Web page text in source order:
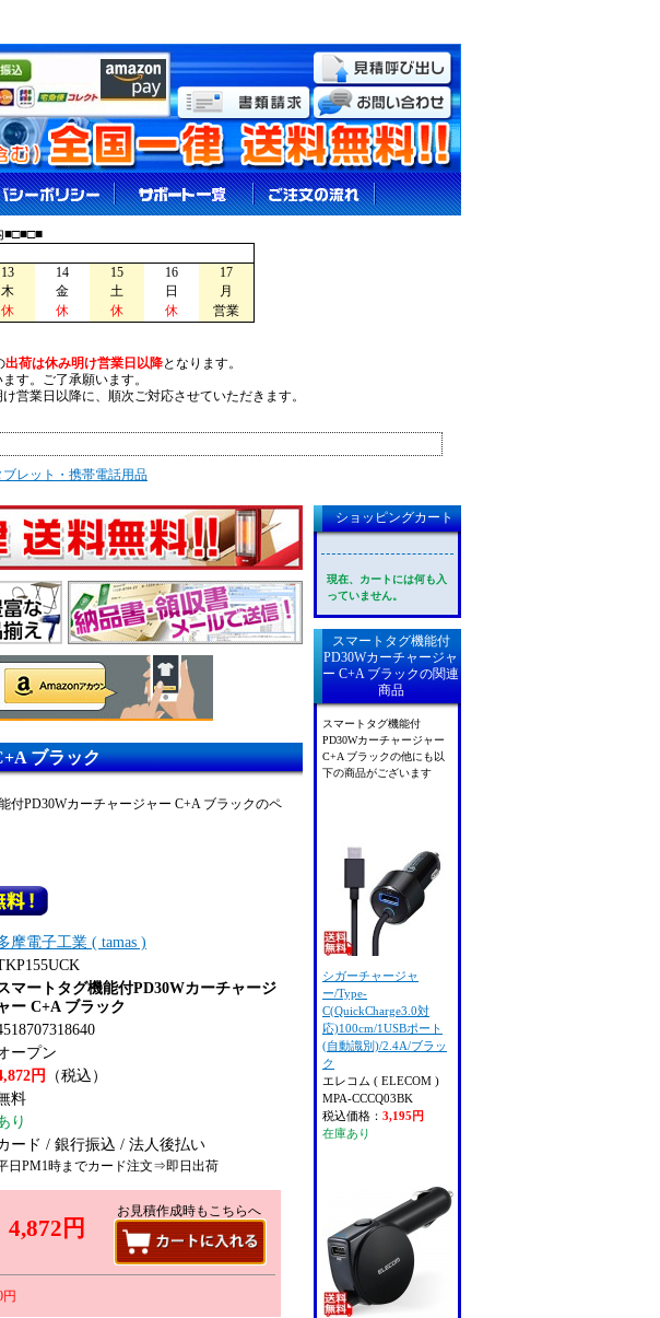
■□■□■
13 14 15 16
17
木 金 土 日
月
休 休 休 休
営業
出荷は休み明け営業日以降となります。
す。ご了承願います。
業日以降に、順次ご対応させていただきます。
ブレット・携帯電話用品
ブラック
PD30Wカーチャージャー C+A ブラックのペ
摩電子工業 ( tamas )
マートタグ機能付PD30Wカーチャージ
ー C+A ブラック
ープン
円
（税込）
料
り
ード / 銀行振込 / 法人後払い
日PM1時までカード注文⇒即日出荷
4,872円
お見積作成時もこちらへ
ショッピングカート
現在、カートには何も入
っていません。
スマートタグ機能付
PD30Wカーチャージャ
ー C+A ブラックの関連
商品
スマートタグ機能付
PD30Wカーチャージャー
C+A ブラックの他にも以
下の商品がございます
シガーチャージャ
ー/Type-
C(QuickCharge3.0対
応)100cm/1USBポート
(自動識別)/2.4A/ブラッ
ク
エレコム ( ELECOM )
MPA-CCCQ03BK
税込価格： 3,195円
在庫あり